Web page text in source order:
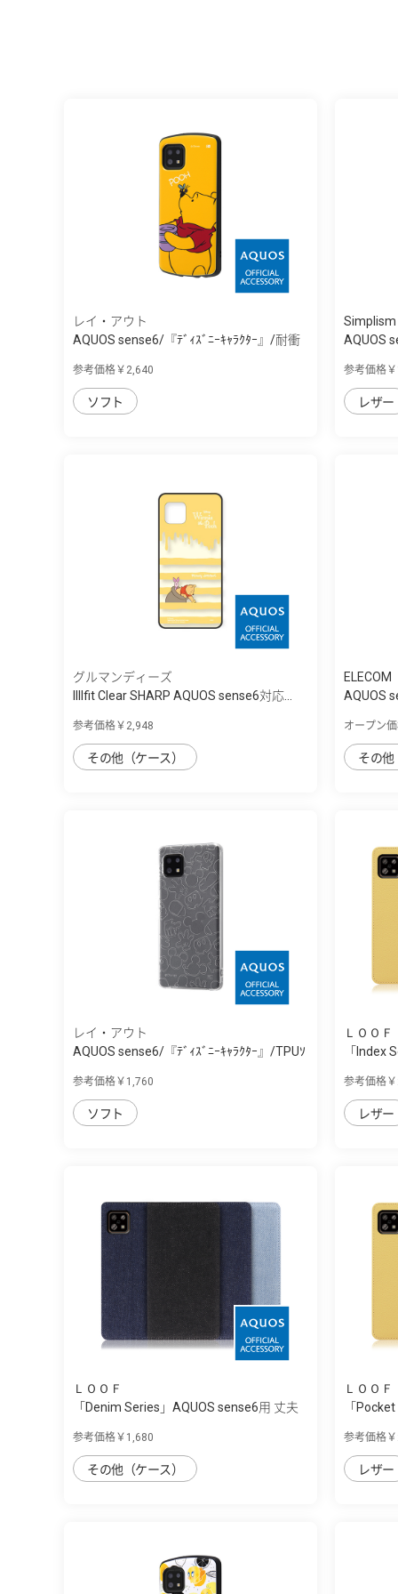
レイ・アウト
AQUOS sense6/『ﾃﾞｨｽﾞﾆｰｷｬﾗｸﾀｰ』/耐衝
参考価格￥2,640
ソフト
Simplism
AQUOS
参考価格
レザー
グルマンディーズ
IIIIfit Clear SHARP AQUOS sense6対応...
参考価格￥2,948
その他（ケース）
ELECOM
AQUOS
オープン
その他
レイ・アウト
AQUOS sense6/『ﾃﾞｨｽﾞﾆｰｷｬﾗｸﾀｰ』/TPUｿ
参考価格￥1,760
ソフト
ＬＯＯＦ
「Index
参考価格
レザー
ＬＯＯＦ
「Denim Series」AQUOS sense6用 丈夫
参考価格￥1,680
その他（ケース）
ＬＯＯＦ
「
参考価格
レザー